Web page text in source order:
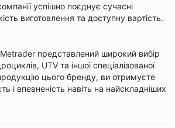
успішно поєднує сучасні
виготовлення та доступну вартість.
Metrader представлений широкий вибір
UTV та іншої спеціалізованої
цього бренду, ви отримуєте
і впевненість навіть на найскладніших